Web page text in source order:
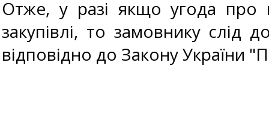
Отже, у разі якщо угода про
закупівлі, то замовнику слід
відповідно до Закону України